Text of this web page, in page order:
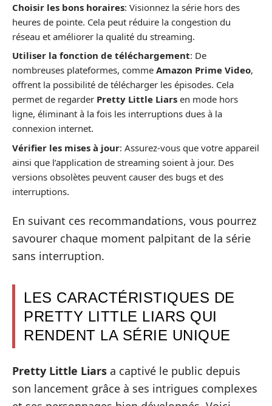
Choisir les bons horaires: Visionnez la série hors des
heures de pointe. Cela peut réduire la congestion du
réseau et améliorer la qualité du streaming.
Utiliser la fonction de téléchargement: De
nombreuses plateformes, comme Amazon Prime Video,
offrent la possibilité de télécharger les épisodes. Cela
permet de regarder Pretty Little Liars en mode hors
ligne, éliminant à la fois les interruptions dues à la
connexion internet.
Vérifier les mises à jour: Assurez-vous que votre appareil
ainsi que l’application de streaming soient à jour. Des
versions obsolètes peuvent causer des bugs et des
interruptions.
En suivant ces recommandations, vous pourrez
savourer chaque moment palpitant de la série
sans interruption.
LES CARACTÉRISTIQUES DE
PRETTY LITTLE LIARS QUI
RENDENT LA SÉRIE UNIQUE
Pretty Little Liars a captivé le public depuis
son lancement grâce à ses intrigues complexes